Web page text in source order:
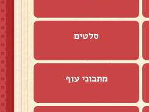
סלטים
מתכוני עוף